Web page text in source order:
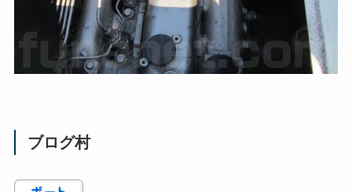
ブログ村